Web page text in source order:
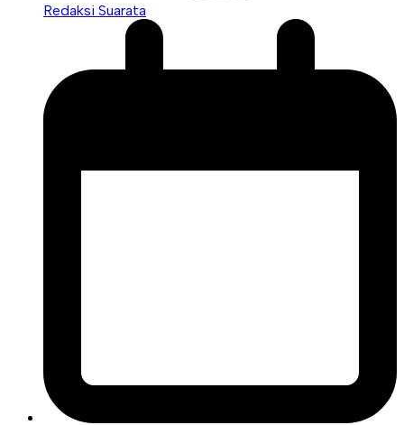
Redaksi Suarata